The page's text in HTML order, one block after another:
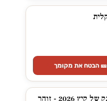
🎫 הבטח את מקומך
בת הים הקטנה - הפקת הענק של קיץ 2026 - זוהר